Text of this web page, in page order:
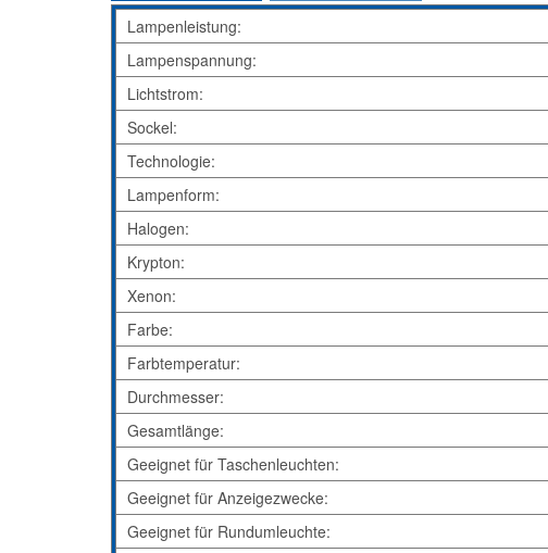
Lampenleistung:
Lampenspannung:
Lichtstrom:
Sockel:
Technologie:
Lampenform:
Halogen:
Krypton:
Xenon:
Farbe:
Farbtemperatur:
Durchmesser:
Gesamtlänge:
Geeignet für Taschenleuchten:
Geeignet für Anzeigezwecke:
Geeignet für Rundumleuchte: